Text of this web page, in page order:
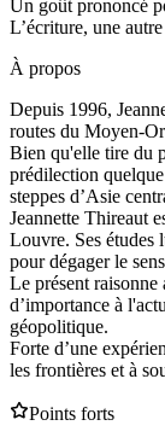
Un goût prononcé
L’écriture, une
À propos
Depuis 1996,
routes du Moyen-
Bien qu'elle tire du
prédilection
steppes d’Asie
Jeannette Thireaut
Louvre. Ses études
pour dégager le
Le présent raisonne
d’importance à
géopolitique.
Forte d’une
les frontières et à
Points forts